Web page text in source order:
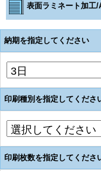
表面ラミネート加工/
納期を指定してください
印刷種別を指定してくださ
印刷枚数を指定してくださ